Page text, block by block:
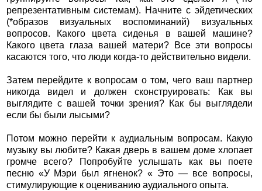
репрезентативным системам). Начните с эйдетических
(*образов визуальных воспоминаний) визуальных
вопросов. Какого цвета сиденья в вашей машине?
Какого цвета глаза вашей матери? Все эти вопросы
касаются того, что люди когда-то действительно видели.
Затем перейдите к вопросам о том, чего ваш партнер
никогда видел и должен сконструировать: Как вы
выглядите с вашей точки зрения? Как бы выглядели
если бы были лысыми?
Потом можно перейти к аудиальным вопросам. Какую
музыку вы любите? Какая дверь в вашем доме хлопает
громче всего? Попробуйте услышать как вы поете
песню «У Мэри был ягненок? « Это — все вопросы,
стимулирующие к оцениванию аудиального опыта.